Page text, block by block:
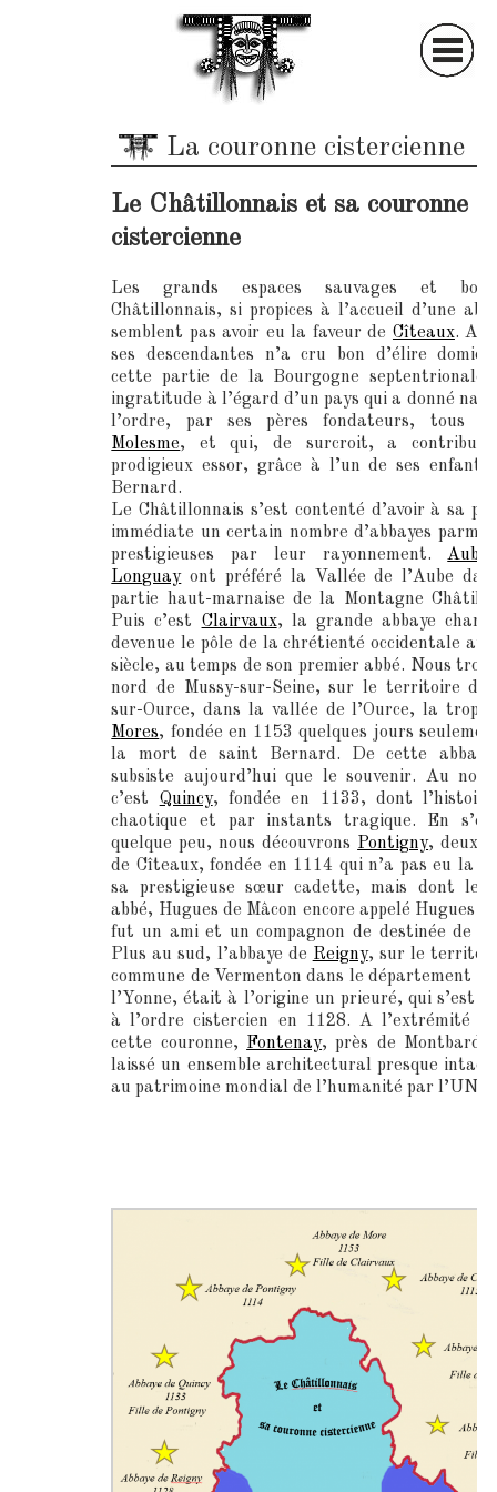
ociétéA rchéologique et
istorique duChâtillonnais
La couronne cistercienne
Le Châtillonnais et sa couronne
cistercienne
Les grands espaces sauvages et
Châtillonnais, si propices à l’accueil d’une
semblent pas avoir eu la faveur de Cîteaux.
ses descendantes n’a cru bon d’élire
cette partie de la Bourgogne septentrionale.
ingratitude à l’égard d’un pays qui a donné
l’ordre, par ses pères fondateurs, tous
Molesme, et qui, de surcroit, a contribué
prodigieux essor, grâce à l’un de ses
Bernard.
Le Châtillonnais s’est contenté d’avoir à sa
immédiate un certain nombre d’abbayes parmi
prestigieuses par leur rayonnement.
Longuayont préféré la Vallée de l’Aube
partie haut-marnaise de la Montagne
Puis c’est Clairvaux, la grande abbaye
devenue le pôle de la chrétienté occidentale au
siècle, au temps de son premier abbé. Nous
nord de Mussy-sur-Seine, sur le territoire de
sur-Ource, dans la vallée de l’Ource, la trop
Mores, fondée en 1153 quelques jours
la mort de saint Bernard. De cette
subsiste aujourd’hui que le souvenir. Au
c’est Quincy, fondée en 1133, dont
chaotique et par instants tragique. En
quelque peu, nous découvrons Pontigny,
de Cîteaux, fondée en 1114 qui n’a pas eu la
sa prestigieuse sœur cadette, mais dont le
abbé, Hugues de Mâcon encore appelé Hugues
fut un ami et un compagnon de destinée de
Plus au sud, l’abbaye de Reigny, sur le
commune de Vermenton dans le département
l’Yonne, était à l’origine un prieuré, qui s’est
à l’ordre cistercien en 1128. A l’extrémité
cette couronne, Fontenay, près de Montbard,
laissé un ensemble architectural presque
au patrimoine mondial de l’humanité par